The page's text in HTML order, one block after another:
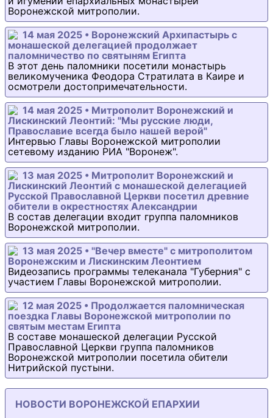
Воронежской митрополии.
14 мая 2025 • Воронежский Архипастырь с
монашеской делегацией продолжает
паломничество по святыням Египта
В этот день паломники посетили монастырь
великомученика Феодора Стратилата в Каире и
осмотрели достопримечательности.
14 мая 2025 • Митрополит Воронежский и
Лискинский Леонтий: "Мы русские люди,
Православие всегда было нашей верой"
Интервью Главы Воронежской митрополии
сетевому изданию РИА "Воронеж".
13 мая 2025 • Митрополит Воронежский и
Лискинский Леонтий с монашеской делегацией
Русской Православной Церкви посетил древние
обители в окрестностях Александрии
В состав делегации входит группа паломников
Воронежской митрополии.
13 мая 2025 • "Вечер вместе" с митрополитом
Воронежским и Лискинским Леонтием
Видеозапись программы телеканала "Губерния" с
участием Главы Воронежской митрополии.
12 мая 2025 • Продолжается паломническая
поездка Главы Воронежской митрополии по
святым местам Египта
В составе монашеской делегации Русской
Православной Церкви группа паломников
Воронежской митрополии посетила обители
Нитрийской пустыни.
НОВОСТИ ВОРОНЕЖСКОЙ ЕПАРХИИ